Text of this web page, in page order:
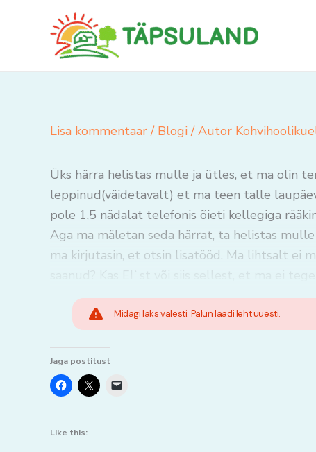
Lisa kommentaar / Blogi/ Autor
Üks härra helistas mulle ja ütles, et ma olin
leppinud(väidetavalt) et ma teen talle
pole 1,5 nädalat telefonis õieti kellegiga
Aga ma mäletan seda härrat, ta helistas
ma kirjutasin, et otsin lisatööd. Ma lihtsalt ei
Midagi läks valesti. Palun laadi leht uuesti.
Jaga postitust
Like this: